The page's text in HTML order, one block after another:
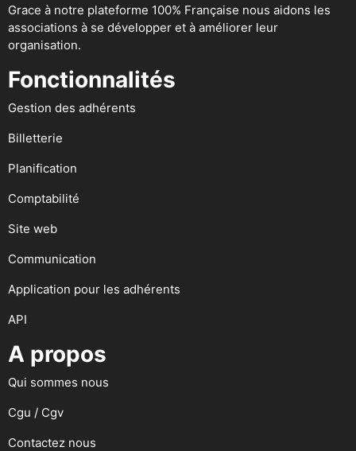
Grace à notre plateforme 100% Française nous aidons les
associations à se développer et à améliorer leur
organisation.
Fonctionnalités
Gestion des adhérents
Billetterie
Planification
Comptabilité
Site web
Communication
Application pour les adhérents
API
A propos
Qui sommes nous
Cgu / Cgv
Contactez nous